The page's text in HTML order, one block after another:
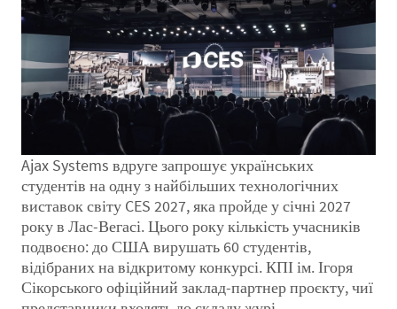
Ajax Systems вдруге запрошує українських
студентів на одну з найбільших технологічних
виставок світу CES 2027, яка пройде у січні 2027
року в Лас-Вегасі. Цього року кількість учасників
подвоєно: до США вирушать 60 студентів,
відібраних на відкритому конкурсі. КПІ ім. Ігоря
Сікорського офіційний заклад-партнер проєкту, чиї